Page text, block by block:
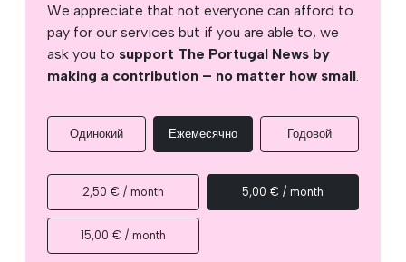
We appreciate that not everyone can afford to
pay for our services but if you are able to, we
ask you to support The Portugal News by
making a contribution – no matter how small.
Одинокий Ежемесячно Годовой
2,50 € / month 5,00 € / month
15,00 € / month